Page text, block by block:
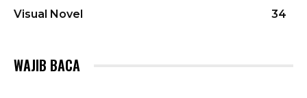
Visual Novel
34
WAJIB BACA